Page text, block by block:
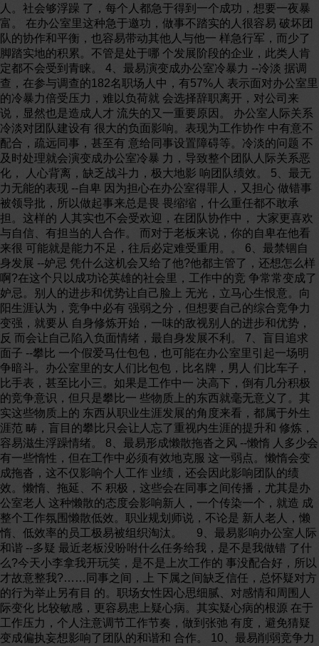
人。社会够浮躁 了，每个人都急于得到一个成功，想要一夜暴
富。 在办公室里这种急于邀功，做事不踏实的人很容易 破坏团
队的协作和平衡，也容易带动其他人与他一 样急行军，而少了
脚踏实地的积累。不管是处于哪 个发展阶段的企业，此类人肯
定都不会受到青睐。 4、最易演变成办公室冷暴力 --冷淡 据调
查，在参与调查的182名职场人中，有57%人 表示面对办公室里
的冷暴力倍受压力，难以负荷就 会选择辞职离开，对公司来
说，显然也是造成人才 流失的又一重要原因。 办公室人际关系
冷淡对团队建设有 很大的负面影响。表现为工作协作 中有意不
配合，疏远同事，甚至有 意给同事设置障碍等。冷淡的问题 不
及时处理就会演变成办公室冷暴 力，导致整个团队人际关系恶
化， 人心背离，缺乏战斗力，极大地影 响团队绩效。 5、最无
力无能的表现 --自卑 因为担心在办公室得罪人，又担心 做错事
被领导批，所以做起事来总是畏 畏缩缩，什么重任都不敢承
担。这样的 人其实也不会受欢迎，在团队协作中， 大家更喜欢
与自信、有担当的人合作。 而对于老板来说，你的自卑在他看
来很 可能就是能力不足，往后必定难受重用。。 6、最禁锢自
身发展 --妒忌 凭什么这机会又给了他?他都主管了，还想怎么样
啊?在这个只以成功论英雄的社会里，工作中的竞 争常常变成了
妒忌。别人的进步和优势让自己脸上 无光，立马心生恨意。向
阳生涯认为，竞争中必有 强弱之分，但想要自己的综合竞争力
变强，就要从 自身修炼开始，一味的敌视别人的进步和优势，
反 而会让自己陷入负面情绪，最自身发展不利。 7、盲目追求
面子 --攀比 一个假爱马仕包包，也可能在办公室里引起一场明
争暗斗。办公室里的女人们比包包，比名牌，男人 们比车子，
比手表，甚至比小三。如果是工作中一 决高下，倒有几分积极
的竞争意识，但只是攀比一 些物质上的东西就毫无意义了。其
实这些物质上的 东西从职业生涯发展的角度来看，都属于外生
涯范 畴，盲目的攀比只会让人忘了重视内生涯的提升和 修炼，
容易滋生浮躁情绪。 8、最易形成懒散拖沓之风 --懒惰 人多少会
有一些惰性，但在工作中必须有效地克服 这一弱点。懒惰会变
成拖沓，这不仅影响个人工作 业绩，还会因此影响团队的绩
效。懒惰、拖延、不 积极，这些会在同事之间传播，尤其是办
公室老人 这种懒散的态度会影响新人，一个传染一个，就造 成
整个工作氛围懒散低效。职业规划师说，不论是 新人老人，懒
惰、低效率的员工极易被组织淘汰。 9、最易影响办公室人际
和谐 --多疑 最近老板没吩咐什么任务给我，是不是我做错 了什
么?今天小李拿我开玩笑，是不是上次工作的 事没配合好，所以
才故意整我?……同事之间，上 下属之间缺乏信任，总怀疑对方
的行为举止另有目 的。职场女性因心思细腻、对感情和周围人
际变化 比较敏感，更容易患上疑心病。其实疑心病的根源 在于
工作压力，个人注意调节工作节奏，做到张弛 有度，避免猜疑
变成偏执妄想影响了团队的和谐和 合作。 10、最易削弱竞争力